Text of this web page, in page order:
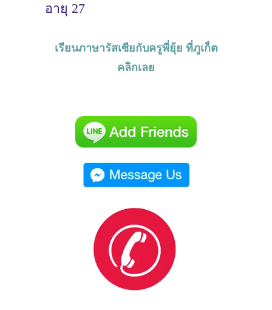
อายุ 27
เรียนภาษารัสเซียกับครูพี่ยุ้ย ที่ภูเก็ต
คลิกเลย